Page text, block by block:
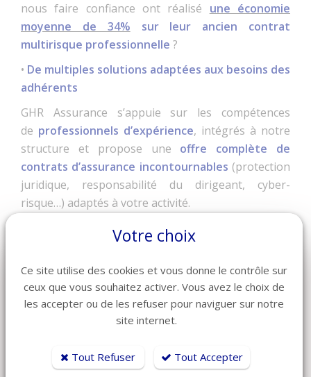
nous faire confiance ont réalisé une économie
moyenne de 34%
sur leur ancien contrat
multirisque professionnelle ?
• De multiples solutions adaptées aux besoins des
adhérents
GHR Assurance s’appuie sur les compétences
de professionnels d’expérience, intégrés à notre
structure et propose une offre complète de
contrats d’assurance incontournables (protection
juridique, responsabilité du dirigeant, cyber-
risque…) adaptés à votre activité.
• Un accompagnement global
conseille et vous accompagneen vous apportant
desconseils pratiques: conformité de vos
contrats, obligations légales et contractuelles
imposées, prévention des risques…
Pour plus d’information, contactez Manon :
05 16 84 31 98 -info@gni-
Votre choix
Ce site utilise des cookies et vous donne le contrôle sur
ceux que vous souhaitez activer. Vous avez le choix de
les accepter ou de les refuser pour naviguer sur notre
site internet.
Tout Refuser Tout Accepter